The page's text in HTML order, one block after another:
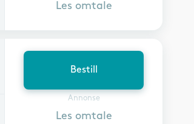
Les omtale
Bestill
Annonse
Les omtale